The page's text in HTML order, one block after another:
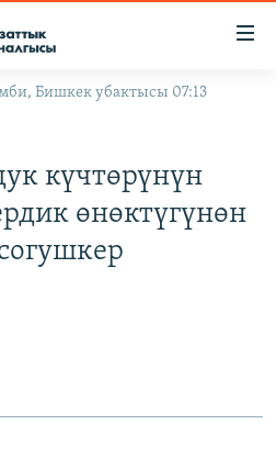
Бишкек убактысы 07:13
күчтөрүнүн
өнөктүгүнөн